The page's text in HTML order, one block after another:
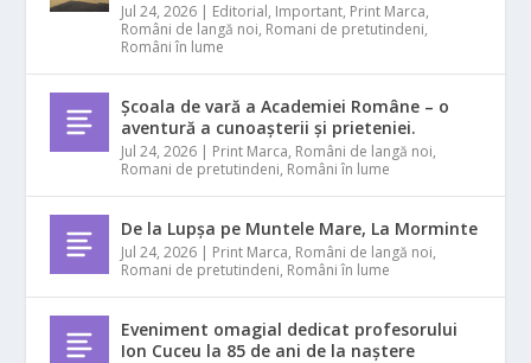
Jul 24, 2026 | Editorial, Important, Print Marca,
Români de langă noi, Romani de pretutindeni,
Români în lume
Școala de vară a Academiei Române – o
aventură a cunoașterii și prieteniei.
Jul 24, 2026 | Print Marca, Români de langă noi,
Romani de pretutindeni, Români în lume
De la Lupșa pe Muntele Mare, La Morminte
Jul 24, 2026 | Print Marca, Români de langă noi,
Romani de pretutindeni, Români în lume
Eveniment omagial dedicat profesorului
Ion Cuceu la 85 de ani de la naștere